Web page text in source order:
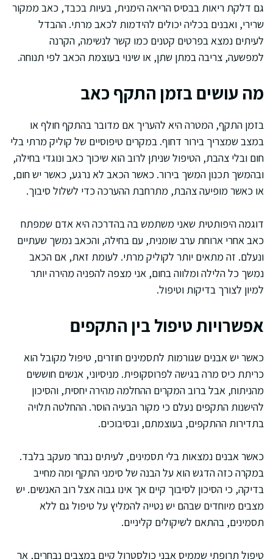
גם דלקת ריאות בבסיס הריאה הימנית, בעיות בכבד, כאב ממקור
שרירי, ואבנים בכליה יכולים להידמות לכאב מרתי. ההבדל
לעיתים נמצא בפרטים קטנים כמו קשר לנשימה, הקרנה
למפשעה, צריבה במתן שתן, או שינוי בעוצמת הכאב לפי תנוחה.
מה עושים בזמן התקף כאב
בזמן התקף, המטרה היא להעריך אם מדובר בהתקף חולף או
במצב שמצריך בירור דחוף. במקרים טיפוסיים של קוליק מרתי בלי
חום ובלי צהבת, הטיפול שניתן לרוב הוא שיכוך כאב ונוגדי בחילה,
ובהמשך תכנון המשך בירור. כאשר הכאב לא נרגע, כאשר יש חום,
או כאשר מופיעה צהבת, מתרחבת ההערכה כדי לשלול סיבוך.
דוגמה היפותטית שאני משתמש בה בהדרכה היא אדם שמפתח
כאב אחרי ארוחת ערב שומנית, עם בחילה, והכאב נמשך שעתיים
ונעלם. זה מתאים יותר לקוליק מרתי. לעומת זאת, אם הכאב
נמשך כל הלילה ומלווה בחום, אני מצפה להפניה מהירה יותר
למיון לצורך בדיקות וטיפול.
אפשרויות טיפול בין התקפים
כאשר יש אבנים שגורמות לתסמינים חוזרים, טיפול מקובל הוא
כריתת כיס מרה בגישה לפרוסקופית. מניסיוני, אנשים חוששים
מהניתוח, אבל ברוב המקרים ההחלמה מהירה יחסית, והסיכון
להישנות התקפים נעלם כי מקור הבעיה הוסר. ההחלטה תלויה
בתדירות ההתקפים, בעוצמתם, ובסיבוכים.
כאשר אבנים נמצאות בלי תסמינים, לעיתים נבחר מעקב בלבד.
במקרה כזה הדגש הוא על הבנה של סימני התקף ומה מחייב
בדיקה, כי הסיכון לסיבוך קיים אך אינו גבוה אצל רוב האנשים. יש
מצבים מיוחדים שבהם יש נטייה להמליץ על טיפול גם ללא
תסמינים, בהתאם לשיקולים קליניים.
טיפול תרופתי שממיס אבני כולסטרול קיים במצבים נבחרים, אך